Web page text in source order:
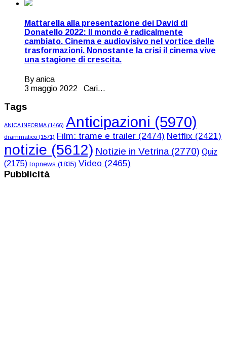
Mattarella alla presentazione dei David di
Donatello 2022: Il mondo è radicalmente
cambiato. Cinema e audiovisivo nel vortice delle
trasformazioni. Nonostante la crisi il cinema vive
una stagione di crescita.
By anica
3 maggio 2022 Cari...
Tags
ANICA INFORMA(1466) Anticipazioni (5970)
drammatico (1571) Film: trame e trailer (2474) Netflix (2421)
notizie (5612) Notizie in Vetrina(2770) Quiz
(2175) topnews (1835) Video (2465)
Pubblicità